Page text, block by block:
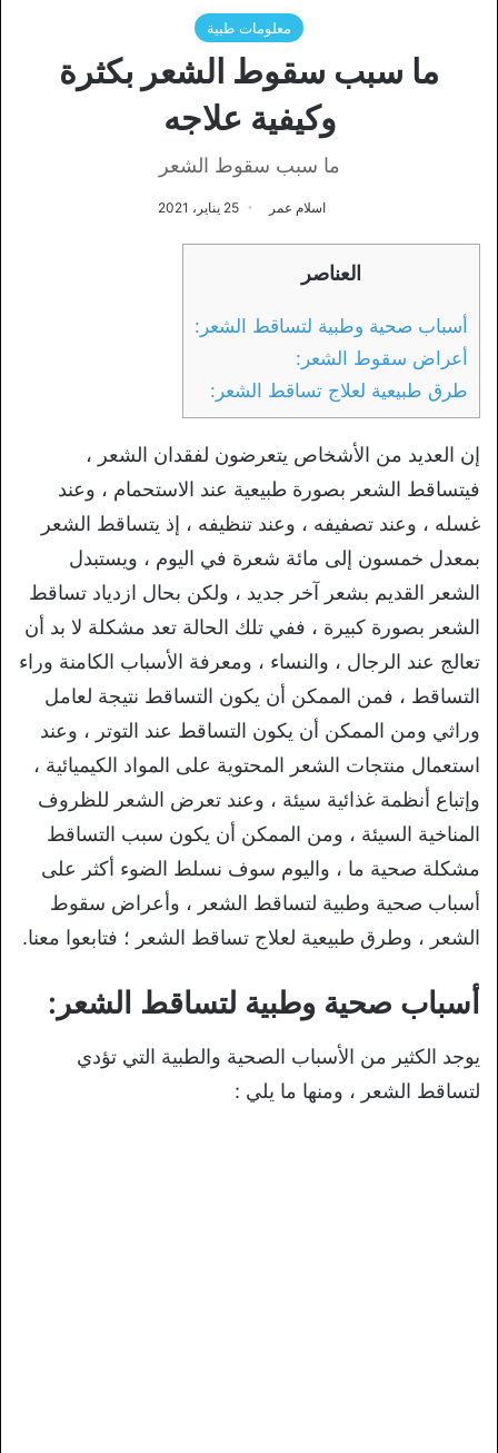
معلومات طبية
ما سبب سقوط الشعر بكثرة
وكيفية علاجه
ما سبب سقوط الشعر
اسلام عمر 25 يناير، 2021
العناصر
أسباب صحية وطبية لتساقط الشعر:
أعراض سقوط الشعر:
طرق طبيعية لعلاج تساقط الشعر:
إن العديد من الأشخاص يتعرضون لفقدان الشعر ،
فيتساقط الشعر بصورة طبيعية عند الاستحمام ، وعند
غسله ، وعند تصفيفه ، وعند تنظيفه ، إذ يتساقط الشعر
بمعدل خمسون إلى مائة شعرة في اليوم ، ويستبدل
الشعر القديم بشعر آخر جديد ، ولكن بحال ازدياد تساقط
الشعر بصورة كبيرة ، ففي تلك الحالة تعد مشكلة لا بد أن
تعالج عند الرجال ، والنساء ، ومعرفة الأسباب الكامنة وراء
التساقط ، فمن الممكن أن يكون التساقط نتيجة لعامل
وراثي ومن الممكن أن يكون التساقط عند التوتر ، وعند
استعمال منتجات الشعر المحتوية على المواد الكيميائية ،
وإتباع أنظمة غذائية سيئة ، وعند تعرض الشعر للظروف
المناخية السيئة ، ومن الممكن أن يكون سبب التساقط
مشكلة صحية ما ، واليوم سوف نسلط الضوء أكثر على
أسباب صحية وطبية لتساقط الشعر ، وأعراض سقوط
الشعر ، وطرق طبيعية لعلاج تساقط الشعر ؛ فتابعوا معنا.
أسباب صحية وطبية لتساقط الشعر:
يوجد الكثير من الأسباب الصحية والطبية التي تؤدي
لتساقط الشعر ، ومنها ما يلي :